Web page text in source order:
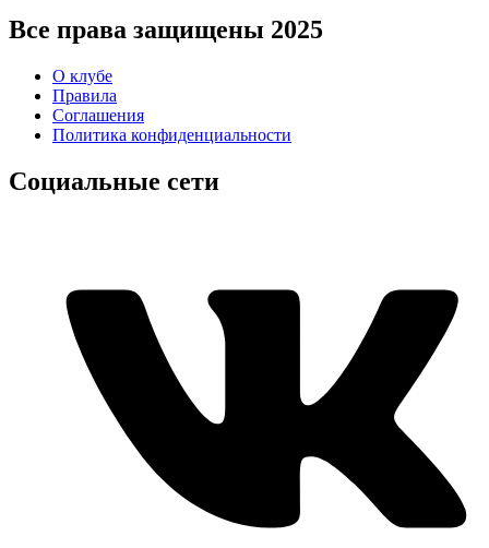
Все права защищены 2025
О клубе
Правила
Соглашения
Политика конфиденциальности
Социальные сети